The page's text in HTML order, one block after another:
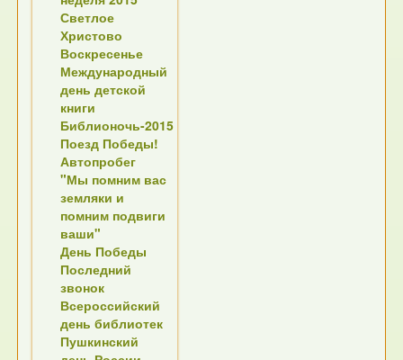
Светлое
Христово
Воскресенье
Международный
день детской
книги
Библионочь-2015
Поезд Победы!
Автопробег
"Мы помним вас
земляки и
помним подвиги
ваши"
День Победы
Последний
звонок
Всероссийский
день библиотек
Пушкинский